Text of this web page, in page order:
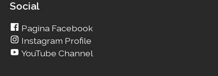
Social
Pagina Facebook
Instagram Profile
YouTube Channel